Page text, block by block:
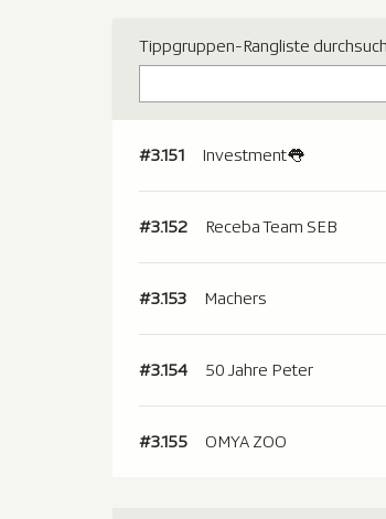
Tippgruppen-Rangliste
#3.151 Investment👅
#3.152 Receba Team SEB
#3.153 Machers
#3.154 50 Jahre Peter
#3.155 OMYA ZOO